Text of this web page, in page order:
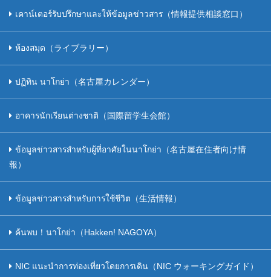
เคาน์เตอร์รับปรึกษาและให้ข้อมูลข่าวสาร（情報提供相談窓口）
ห้องสมุด（ライブラリー）
ปฏิทิน นาโกย่า（名古屋カレンダー）
อาคารนักเรียนต่างชาติ（国際留学生会館）
ข้อมูลข่าวสารสำหรับผู้ที่อาศัยในนาโกย่า（名古屋在住者向け情
報）
ข้อมูลข่าวสารสำหรับการใช้ชีวิต（生活情報）
ค้นพบ！นาโกย่า（Hakken! NAGOYA）
NIC แนะนำการท่องเที่ยวโดยการเดิน（NIC ウォーキングガイド）